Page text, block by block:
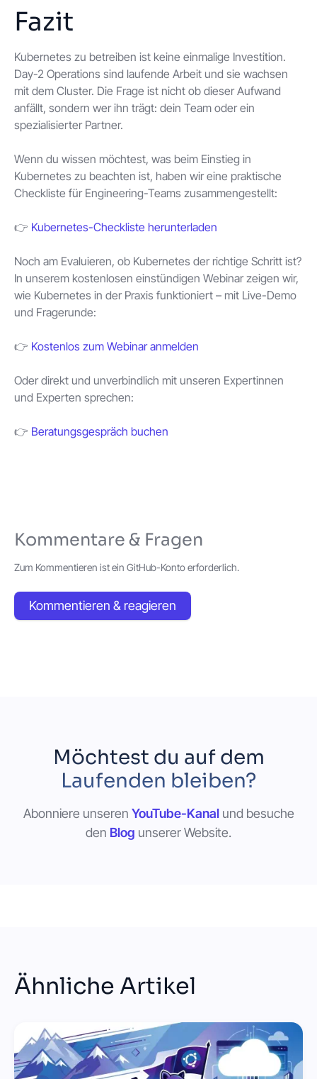
Fazit
Kubernetes zu betreiben ist keine einmalige Investition.
Day-2 Operations sind laufende Arbeit und sie wachsen
mit dem Cluster. Die Frage ist nicht ob dieser Aufwand
anfällt, sondern wer ihn trägt: dein Team oder ein
spezialisierter Partner.
Wenn du wissen möchtest, was beim Einstieg in
Kubernetes zu beachten ist, haben wir eine praktische
Checkliste für Engineering-Teams zusammengestellt:
👉 Kubernetes-Checkliste herunterladen
Noch am Evaluieren, ob Kubernetes der richtige Schritt ist?
In unserem kostenlosen einstündigen Webinar zeigen wir,
wie Kubernetes in der Praxis funktioniert – mit Live-Demo
und Fragerunde:
👉 Kostenlos zum Webinar anmelden
Oder direkt und unverbindlich mit unseren Expertinnen
und Experten sprechen:
👉 Beratungsgespräch buchen
Kommentare & Fragen
Zum Kommentieren ist ein GitHub-Konto erforderlich.
Kommentieren & reagieren
Möchtest du auf dem
Laufenden bleiben?
Abonniere unseren YouTube-Kanalund besuche
den Blog unserer Website.
Ähnliche Artikel